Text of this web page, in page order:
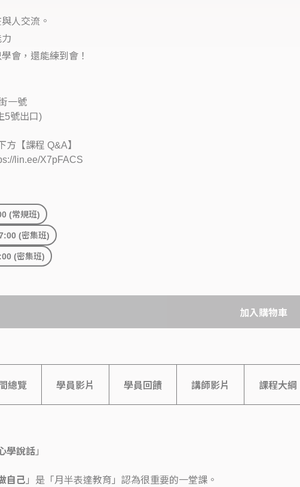
人交流。
會，還能練到會！
一號
5號出口)
【課程 Q&A】
lin.ee/X7pFACS
(常規班)
(密集班)
(密集班)
加入購物車
總覽 學員影片 學員回饋 講師影片 課程大綱
學說話 」
自己 」是「月半表達教育」認為很重要的一堂課。